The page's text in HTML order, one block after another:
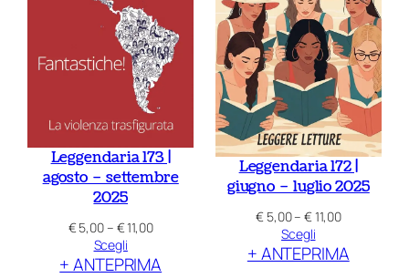
Leggendaria 173 |
agosto – settembre
2025
€5,00– €11,00Fascia
prezzo:
Scegli
+ ANTEPRIMA
Leggendaria 172 |
giugno – luglio 2025
€5,00– €11,00Fascia
prezzo:
da
Scegli
+ ANTEPRIMA